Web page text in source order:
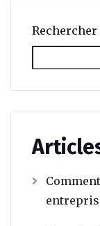
Rechercher